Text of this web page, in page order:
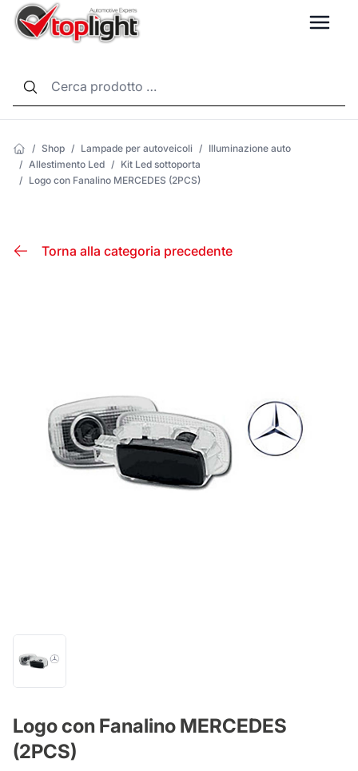
/ Shop / Lampade per autoveicoli / Illuminazione auto
/ Allestimento Led / Kit Led sottoporta
/ Logo con Fanalino MERCEDES (2PCS)
Torna alla categoria precedente
Logo con Fanalino MERCEDES
(2PCS)